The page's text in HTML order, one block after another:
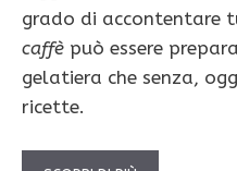
grado di accontentare
caffè può essere
gelatiera che senza,
ricette.